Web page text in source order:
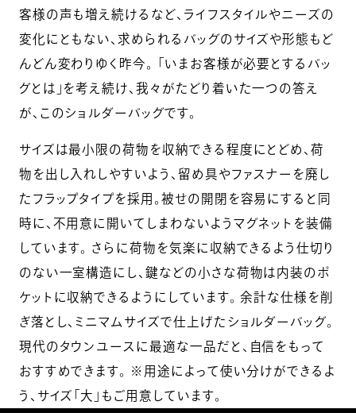
客様の声も増え続けるなど、ライフスタイルやニーズの
変化にともない、求められるバッグのサイズや形態もど
んどん変わりゆく昨今。 「いまお客様が必要とするバッ
グとは」を考え続け、我々がたどり着いた一つの答え
が、このショルダーバッグです。
サイズは最小限の荷物を収納できる程度にとどめ、荷
物を出し入れしやすいよう、留め具やファスナーを廃し
たフラップタイプを採用。被せの開閉を容易にすると同
時に、不用意に開いてしまわないようマグネットを装備
しています。 さらに荷物を気楽に収納できるよう仕切り
のない一室構造にし、鍵などの小さな荷物は内装のポ
ケットに収納できるようにしています。 余計な仕様を削
ぎ落とし、ミニマムサイズで仕上げたショルダーバッグ。
現代のタウンユースに最適な一品だと、自信をもって
おすすめできます。 ※用途によって使い分けができるよ
う、サイズ「大」もご用意しています。